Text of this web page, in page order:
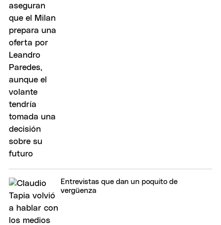
Entrevistas que dan un poquito de
vergüenza